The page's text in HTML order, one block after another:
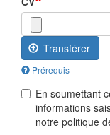
Transférer
Prérequis
En soumettant
informations
notre politique